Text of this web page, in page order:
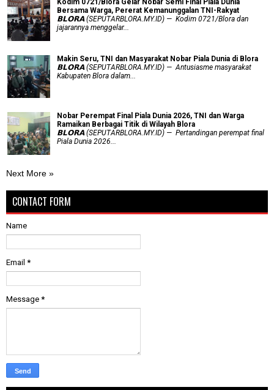
Kodim 0721/Blora Gelar Nobar Semi Final Piala Dunia
Bersama Warga, Pererat Kemanunggalan TNI-Rakyat
𝗕𝗟𝗢𝗥𝗔 (SEPUTARBLORA.MY.ID) — Kodim 0721/Blora dan
jajarannya menggelar...
Makin Seru, TNI dan Masyarakat Nobar Piala Dunia di Blora
𝗕𝗟𝗢𝗥𝗔 (SEPUTARBLORA.MY.ID) — Antusiasme masyarakat
Kabupaten Blora dalam...
Nobar Perempat Final Piala Dunia 2026, TNI dan Warga
Ramaikan Berbagai Titik di Wilayah Blora
𝗕𝗟𝗢𝗥𝗔 (SEPUTARBLORA.MY.ID) — Pertandingan perempat final
Piala Dunia 2026...
Next More »
CONTACT FORM
Name
Email *
Message *